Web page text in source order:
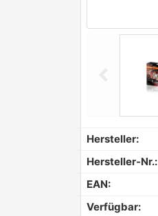
Hersteller:
Hersteller-Nr.:
EAN:
Verfügbar: